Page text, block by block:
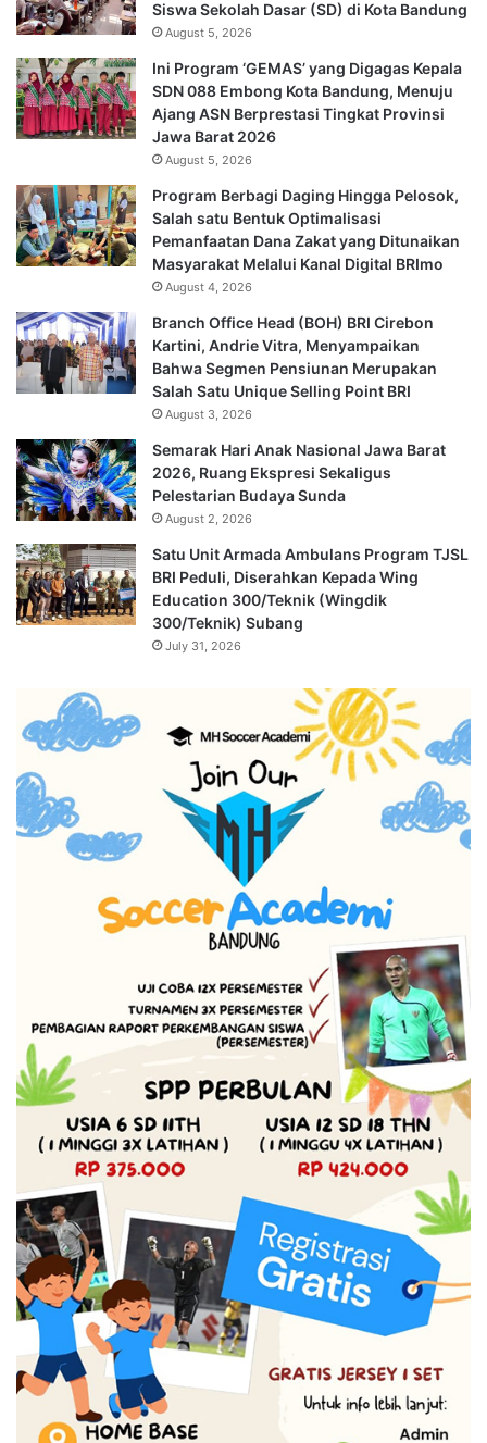
Siswa Sekolah Dasar (SD) di Kota Bandung
August 5, 2026
Ini Program ‘GEMAS’ yang Digagas Kepala
SDN 088 Embong Kota Bandung, Menuju
Ajang ASN Berprestasi Tingkat Provinsi
Jawa Barat 2026
August 5, 2026
Program Berbagi Daging Hingga Pelosok,
Salah satu Bentuk Optimalisasi
Pemanfaatan Dana Zakat yang Ditunaikan
Masyarakat Melalui Kanal Digital BRImo
August 4, 2026
Branch Office Head (BOH) BRI Cirebon
Kartini, Andrie Vitra, Menyampaikan
Bahwa Segmen Pensiunan Merupakan
Salah Satu Unique Selling Point BRI
August 3, 2026
Semarak Hari Anak Nasional Jawa Barat
2026, Ruang Ekspresi Sekaligus
Pelestarian Budaya Sunda
August 2, 2026
Satu Unit Armada Ambulans Program TJSL
BRI Peduli, Diserahkan Kepada Wing
Education 300/Teknik (Wingdik
300/Teknik) Subang
July 31, 2026